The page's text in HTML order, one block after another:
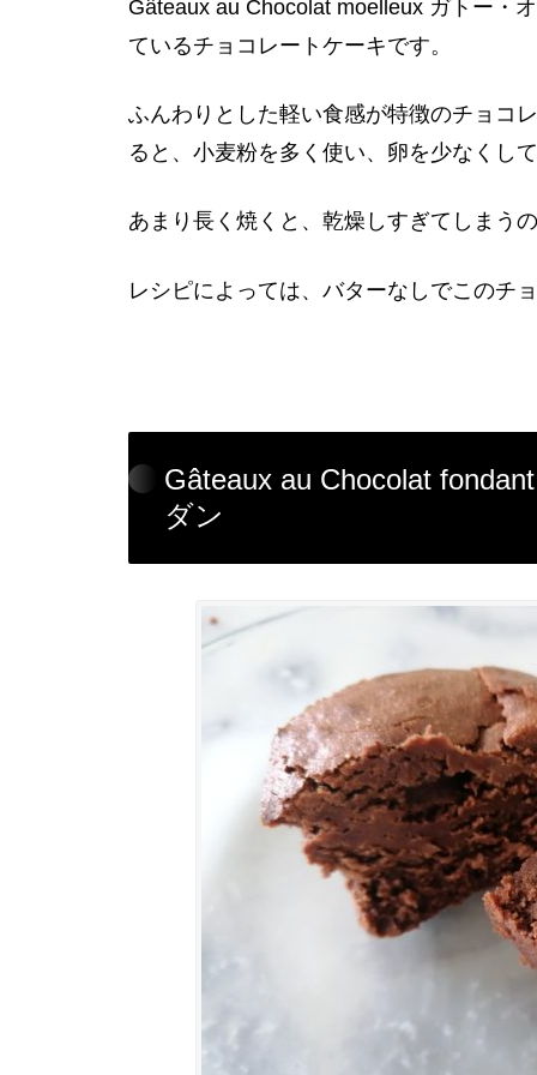
Gâteaux au Chocolat moelleux ガトー・
ているチョコレートケーキです。
ふんわりとした軽い食感が特徴のチョコ
ると、小麦粉を多く使い、卵を少なくし
あまり長く焼くと、乾燥しすぎてしまう
レシピによっては、バターなしでこのチ
Gâteaux au Chocolat
ダン